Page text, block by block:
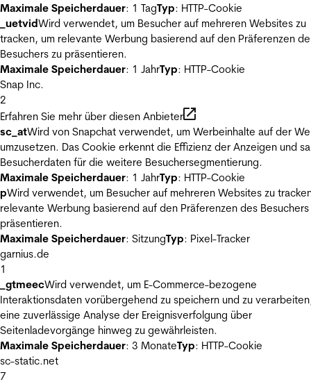
Maximale Speicherdauer: 1 TagTyp: HTTP-Cookie
_uetvidWird verwendet, um Besucher auf mehreren Websites zu
tracken, um relevante Werbung basierend auf den Präferenzen
Besuchers zu präsentieren.
Maximale Speicherdauer: 1 JahrTyp: HTTP-Cookie
Snap Inc.
2
Erfahren Sie mehr über diesen Anbieter
sc_atWird von Snapchat verwendet, um Werbeinhalte auf der
umzusetzen. Das Cookie erkennt die Effizienz der Anzeigen und
Besucherdaten für die weitere Besuchersegmentierung.
Maximale Speicherdauer: 1 JahrTyp: HTTP-Cookie
pWird verwendet, um Besucher auf mehreren Websites zu
relevante Werbung basierend auf den Präferenzen des Besuchers
präsentieren.
Maximale Speicherdauer: SitzungTyp: Pixel-Tracker
garnius.de
1
_gtmeecWird verwendet, um E-Commerce-bezogene
Interaktionsdaten vorübergehend zu speichern und zu
eine zuverlässige Analyse der Ereignisverfolgung über
Seitenladevorgänge hinweg zu gewährleisten.
Maximale Speicherdauer: 3 MonateTyp: HTTP-Cookie
sc-static.net
7